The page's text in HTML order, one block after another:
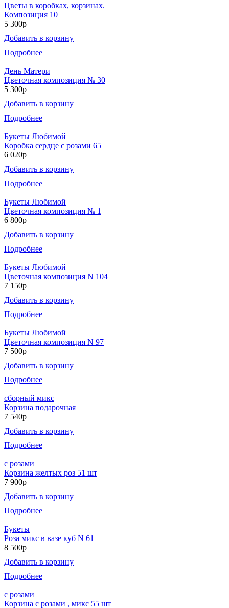
Цветы в коробках, корзинах.
Композиция 10
5 300р
Добавить в корзину
Подробнее
День Матери
Цветочная композиция № 30
5 300р
Добавить в корзину
Подробнее
Букеты Любимой
Коробка сердце с розами 65
6 020р
Добавить в корзину
Подробнее
Букеты Любимой
Цветочная композиция № 1
6 800р
Добавить в корзину
Подробнее
Букеты Любимой
Цветочная композиция N 104
7 150р
Добавить в корзину
Подробнее
Букеты Любимой
Цветочная композиция N 97
7 500р
Добавить в корзину
Подробнее
сборный микс
Корзина подарочная
7 540р
Добавить в корзину
Подробнее
с розами
Корзина желтых роз 51 шт
7 900р
Добавить в корзину
Подробнее
Букеты
Роза микс в вазе куб N 61
8 500р
Добавить в корзину
Подробнее
с розами
Корзина с розами , микс 55 шт